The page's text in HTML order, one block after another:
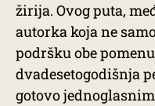
žirija. Ovog puta,
autorka koja ne
podršku obe
dvadesetogodišnja
gotovo